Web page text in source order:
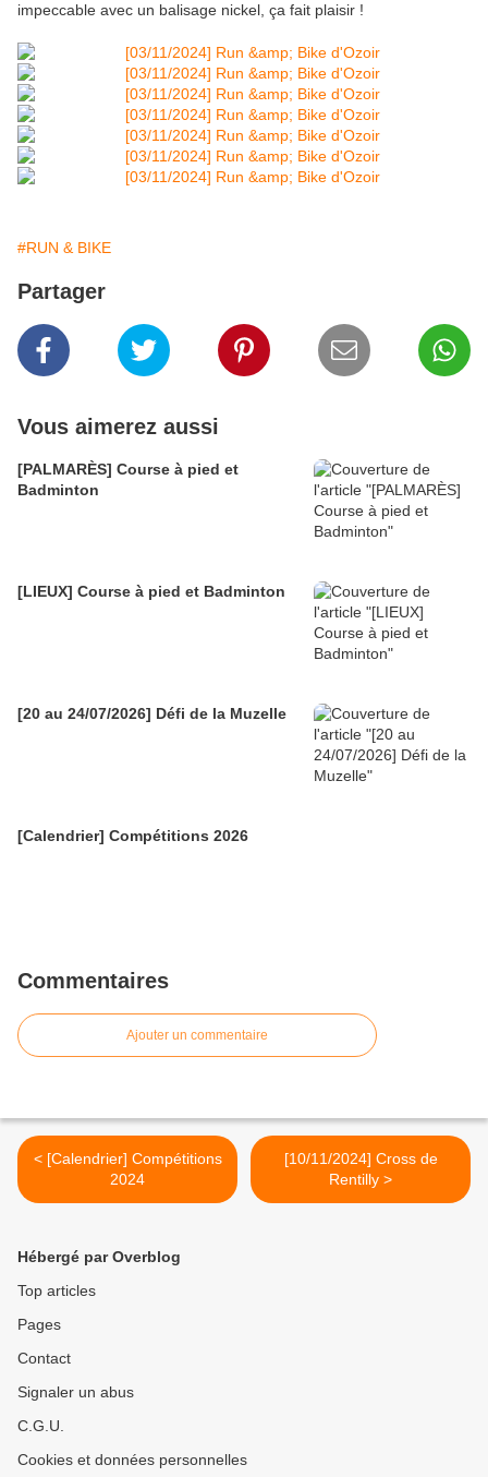
impeccable avec un balisage nickel, ça fait plaisir !
#RUN & BIKE
Partager
Vous aimerez aussi
[PALMARÈS] Course à pied et
Badminton
[LIEUX] Course à pied et Badminton
[20 au 24/07/2026] Défi de la Muzelle
[Calendrier] Compétitions 2026
Commentaires
Ajouter un commentaire
< [Calendrier] Compétitions
2024
[10/11/2024] Cross de
Rentilly >
Hébergé par Overblog
Top articles
Pages
Contact
Signaler un abus
C.G.U.
Cookies et données personnelles